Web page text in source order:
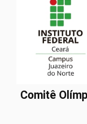
Comitê